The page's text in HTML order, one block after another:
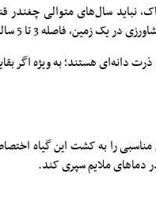
نباید سال‌های متوالی چغندر
فاصله 3 تا 5 ساله رعایت شود.
دانه‌ای هستند؛ به ویژه اگر
مناسبی را به کشت این گیاه
در دماهای ملایم سپری کند.